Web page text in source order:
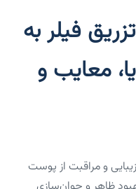
فیلر به
معایب و
و مراقبت از پوست